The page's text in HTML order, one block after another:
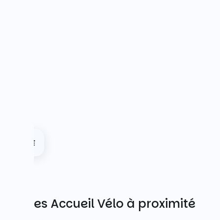
Autres Accueil Vélo à proximité